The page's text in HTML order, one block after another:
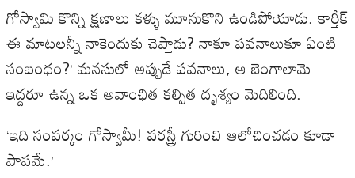
గోస్వామి కొన్ని క్షణాలు కళ్ళు మూసుకొని ఉండిపోయాడు. కార్తీక్
ఈ మాటలన్నీ నాకెందుకు చెప్తాడు? నాకూ పవనాలుకూ ఏంటి
సంబంధం?’ మనసులో అప్పుడే పవనాలు, ఆ బెంగాలామె
ఇద్దరూ ఉన్న ఒక అవాంఛిత కల్పిత దృశ్యం మెదిలింది.
‘ఇది సంపర్కం గోస్వామీ! పరస్త్రీ గురించి ఆలోచించడం కూడా
పాపమే.’